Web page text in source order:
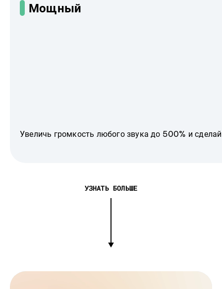
Мощный
Увеличь громкость любого звука до 500% и
УЗНАТЬ БОЛЬШЕ